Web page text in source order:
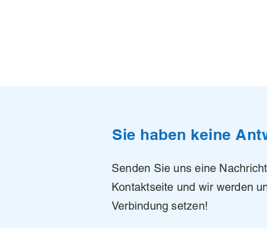
Sie haben keine
Senden Sie uns eine
Kontaktseite und wir werden
Verbindung setzen!